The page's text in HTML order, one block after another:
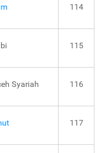
114
115
Syariah 116
117